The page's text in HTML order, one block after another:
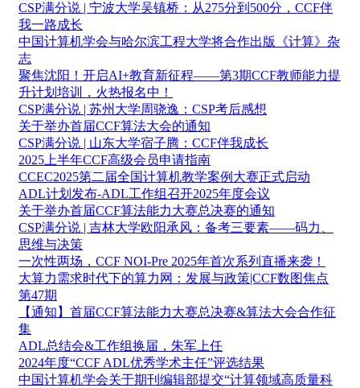
CSP满分说 | 宁波大学吴镇桥：从275分到500分，CCF伴
我一路成长
中国计算机学会与哈尔滨工程大学将合作出版《计算》杂
志
聚焦沈阳！开启AI+教育新征程——第3期CCF教师能力提
升计划培训，火热报名中！
CSP满分说 | 苏州大学周骁逸：CSP考后感想
关于举办首届CCF算法大会的通知
CSP满分说 | 山东大学宿子腾：CCF伴我成长
2025上半年CCF高级会员申请指南
CCEC2025第二届全国计算机教学案例大赛正式启动
ADL计划发布-ADL工作组召开2025年度会议
关于举办首届CCF算法能力大赛总决赛的通知
CSP满分说 | 吉林大学欧阳承风：备考三要素——码力、
思维与决策
一次性两场，CCF NOI-Pre 2025年首次系列直播来袭！
大算力需求时代下的算力网：发展与政策|CCF数图焦点
第47期
【通知】首届CCF算法能力大赛总决赛&算法大会合作征
集
ADL总结会&工作组换届，朱军上任
2024年度“CCF ADL优秀学术主任”评选结果
中国计算机学会关于期刊编辑部提交“计算领域高质量科